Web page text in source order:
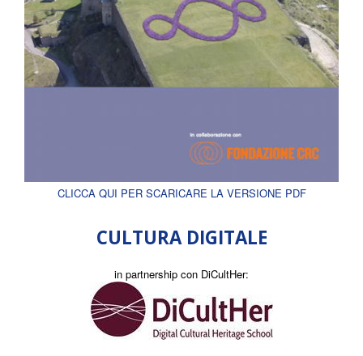
CLICCA QUI PER SCARICARE LA VERSIONE PDF
CULTURA DIGITALE
in partnership con DiCultHer: